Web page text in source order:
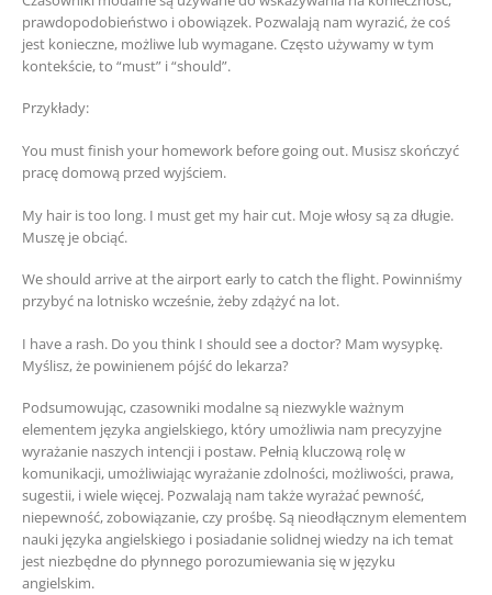
prawdopodobieństwo i obowiązek. Pozwalają nam wyrazić, że coś
jest konieczne, możliwe lub wymagane. Często używamy w tym
kontekście, to “must” i “should”.
Przykłady:
You must finish your homework before going out. Musisz skończyć
pracę domową przed wyjściem.
My hair is too long. I must get my hair cut. Moje włosy są za długie.
Muszę je obciąć.
We should arrive at the airport early to catch the flight. Powinniśmy
przybyć na lotnisko wcześnie, żeby zdążyć na lot.
I have a rash. Do you think I should see a doctor? Mam wysypkę.
Myślisz, że powinienem pójść do lekarza?
Podsumowując, czasowniki modalne są niezwykle ważnym
elementem języka angielskiego, który umożliwia nam precyzyjne
wyrażanie naszych intencji i postaw. Pełnią kluczową rolę w
komunikacji, umożliwiając wyrażanie zdolności, możliwości, prawa,
sugestii, i wiele więcej. Pozwalają nam także wyrażać pewność,
niepewność, zobowiązanie, czy prośbę. Są nieodłącznym elementem
nauki języka angielskiego i posiadanie solidnej wiedzy na ich temat
jest niezbędne do płynnego porozumiewania się w języku
angielskim.